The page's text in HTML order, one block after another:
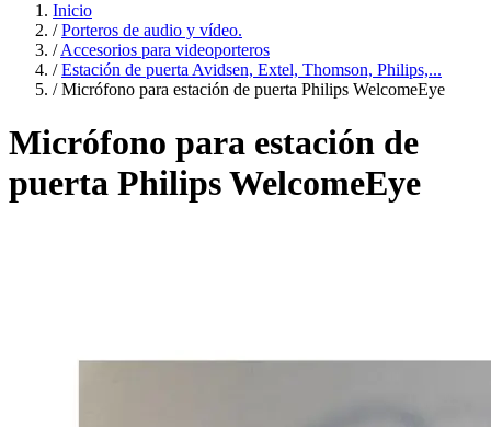
Inicio
/ Porteros de audio y vídeo.
/ Accesorios para videoporteros
/ Estación de puerta Avidsen, Extel, Thomson, Philips,...
/ Micrófono para estación de puerta Philips WelcomeEye
Micrófono para estación de
puerta Philips WelcomeEye